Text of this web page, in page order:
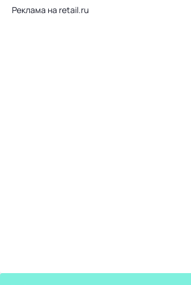
Реклама на retail.ru